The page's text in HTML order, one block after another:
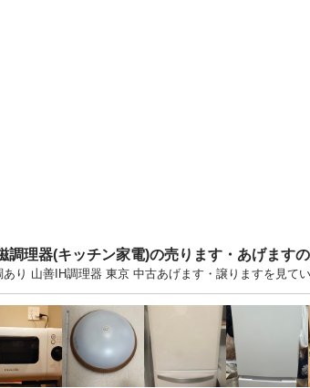
調理器(キッチン家電)の売ります・あげます
あり 山善IH調理器 東京 中古あげます・譲りますを見て